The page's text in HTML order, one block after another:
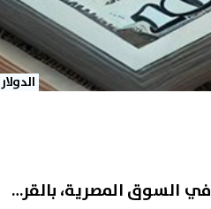
الدولار
استقر سعر الدولار الأمريكي اليوم الخميس 11-6-2026 في السوق المصرية، بالقرب